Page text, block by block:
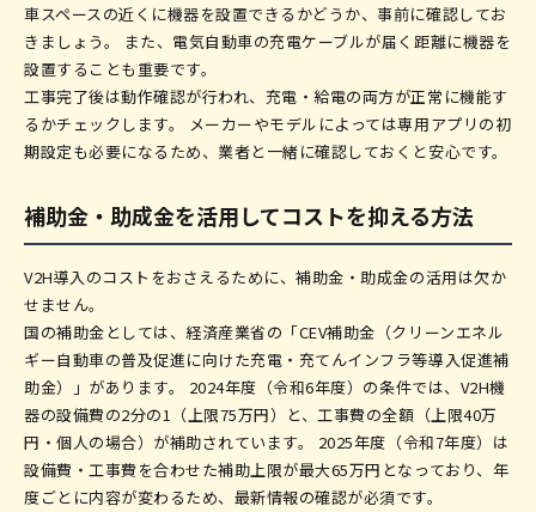
車スペースの近くに機器を設置できるかどうか、事前に確認してお
きましょう。 また、電気自動車の充電ケーブルが届く距離に機器を
設置することも重要です。
工事完了後は動作確認が行われ、充電・給電の両方が正常に機能す
るかチェックします。 メーカーやモデルによっては専用アプリの初
期設定も必要になるため、業者と一緒に確認しておくと安心です。
補助金・助成金を活用してコストを抑える方法
V2H導入のコストをおさえるために、補助金・助成金の活用は欠か
せません。
国の補助金としては、経済産業省の「CEV補助金（クリーンエネル
ギー自動車の普及促進に向けた充電・充てんインフラ等導入促進補
助金）」があります。 2024年度（令和6年度）の条件では、V2H機
器の設備費の2分の1（上限75万円）と、工事費の全額（上限40万
円・個人の場合）が補助されています。 2025年度（令和7年度）は
設備費・工事費を合わせた補助上限が最大65万円となっており、年
度ごとに内容が変わるため、最新情報の確認が必須です。